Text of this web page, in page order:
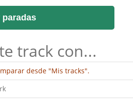
paradas
track con...
desde "Mis tracks".